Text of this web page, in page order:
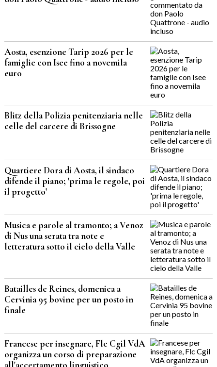
Aosta, esenzione Tarip 2026 per le
famiglie con Isee fino a novemila
euro
Blitz della Polizia penitenziaria nelle
celle del carcere di Brissogne
Quartiere Dora di Aosta, il sindaco
difende il piano; 'prima le regole, poi
il progetto'
Musica e parole al tramonto; a Venoz
di Nus una serata tra note e
letteratura sotto il cielo della Valle
Batailles de Reines, domenica a
Cervinia 95 bovine per un posto in
finale
Francese per insegnare, Flc Cgil VdA
organizza un corso di preparazione